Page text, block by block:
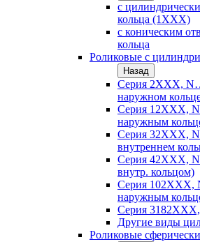
с
кольца (1ХХХ)
с коническим
кольца
Роликовые с
Назад
Серия 2ХХХ, N…
наружном
Серия 12ХХХ,
наружным
Серия 32ХХХ,
внутреннем
Серия 42ХХХ,
внутр. кольцом)
Серия 102ХХХ,
наружным
Серия
Другие виды
Роликовые